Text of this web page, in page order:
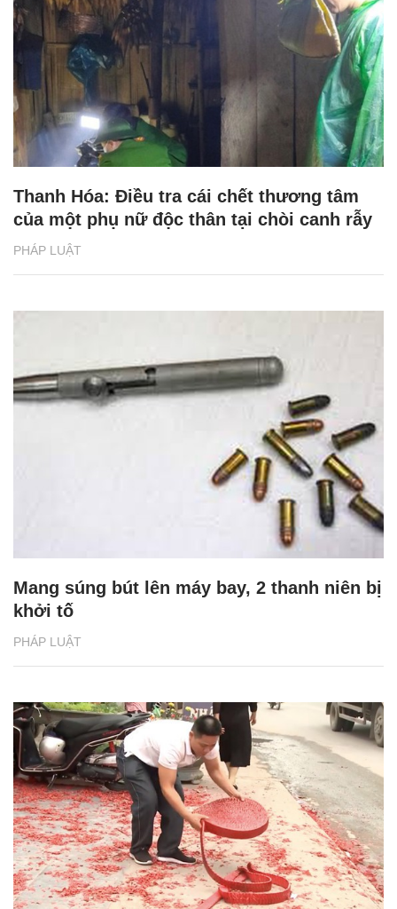
PHÁP LUẬT
Thanh Hóa: Điều tra cái chết thương tâm
của một phụ nữ độc thân tại chòi canh rẫy
PHÁP LUẬT
Mang súng bút lên máy bay, 2 thanh niên bị
khởi tố